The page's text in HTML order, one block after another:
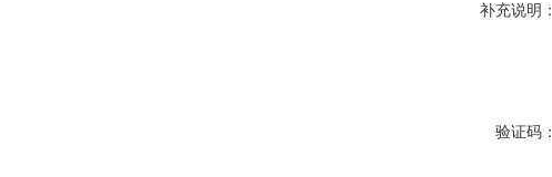
补充说明：
验证码：